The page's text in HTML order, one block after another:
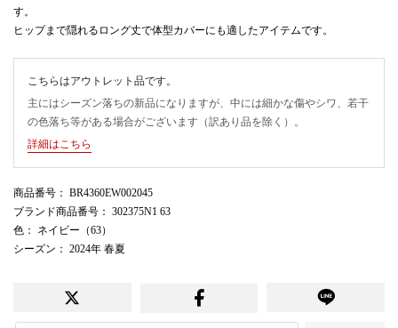
す。
ヒップまで隠れるロング丈で体型カバーにも適したアイテムです。
こちらはアウトレット品です。
主にはシーズン落ちの新品になりますが、中には細かな傷やシワ、若干
の色落ち等がある場合がございます（訳あり品を除く）。
詳細はこちら
商品番号 ： BR4360EW002045
ブランド商品番号 ： 302375N1 63
色 ： ネイビー（63）
シーズン ： 2024年 春夏